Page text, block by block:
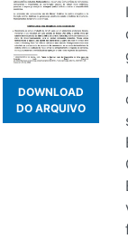
DOWNLOAD
DO ARQUIVO